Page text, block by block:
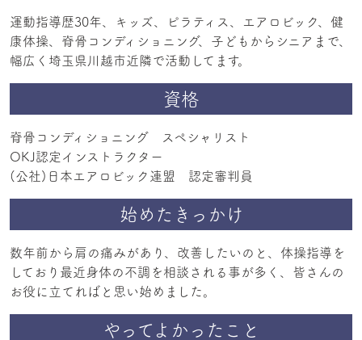
運動指導歴30年、キッズ、ピラティス、エアロビック、健
康体操、脊骨コンディショニング、子どもからシニアまで、
幅広く埼玉県川越市近隣で活動してます。
資格
脊骨コンディショニング スペシャリスト
OKJ認定インストラクター
(公社)日本エアロビック連盟 認定審判員
始めたきっかけ
数年前から肩の痛みがあり、改善したいのと、体操指導を
しており最近身体の不調を相談される事が多く、皆さんの
お役に立てればと思い始めました。
やってよかったこと